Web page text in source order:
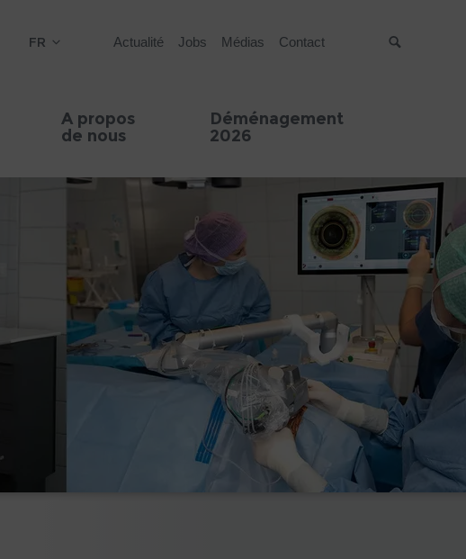
FR Actualité Jobs Médias Contact
A propos
de nous
Déménagement
2026